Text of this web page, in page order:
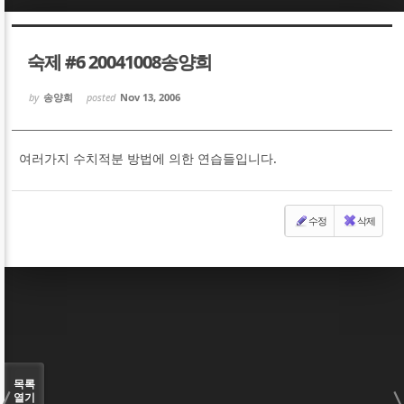
숙제 #6 20041008송양희
by 송양희 posted Nov 13, 2006
여러가지 수치적분 방법에 의한 연습들입니다.
수정 삭제
목록
열기
Sketchbook5, 스케치북5
Sketchbook5, 스케치북5
Sketchbook5, 스케치북5
Sketchbook5, 스케치북5